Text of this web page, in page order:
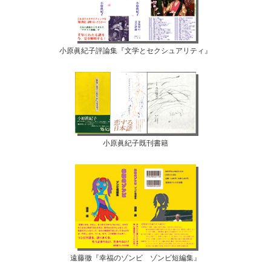
小原眞紀子評論集『文学とセクシュアリティ』
小原眞紀子既刊書籍
遠藤徹『幸福のゾンビ ゾンビ短編集』